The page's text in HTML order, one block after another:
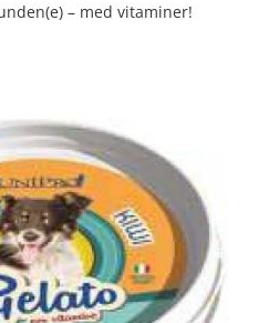
– med vitaminer!